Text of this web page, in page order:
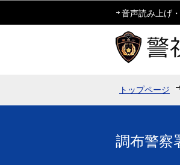
音声読み上げ
トップページ
調布警察